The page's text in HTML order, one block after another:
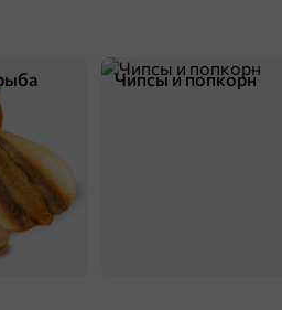
Чипсы и попкорн